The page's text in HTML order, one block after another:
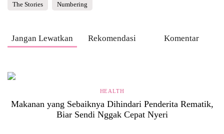
The Stories Numbering
Jangan Lewatkan Rekomendasi Komentar
HEALTH
Makanan yang Sebaiknya Dihindari Penderita Rematik,
Biar Sendi Nggak Cepat Nyeri